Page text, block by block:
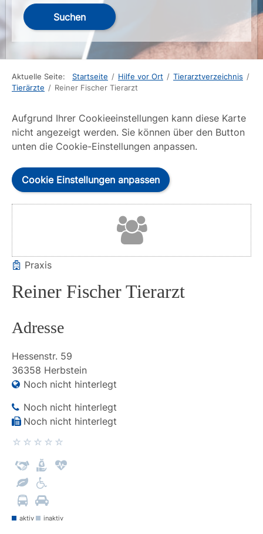
Suchen
Aktuelle Seite: Startseite / Hilfe vor Ort / Tierarztverzeichnis /
Tierärzte / Reiner Fischer Tierarzt
Aufgrund Ihrer Cookieeinstellungen kann diese Karte
nicht angezeigt werden. Sie können über den Button
unten die Cookie-Einstellungen anpassen.
Cookie Einstellungen anpassen
Praxis
Reiner Fischer Tierarzt
Adresse
Hessenstr. 59
36358 Herbstein
Noch nicht hinterlegt
Noch nicht hinterlegt
Noch nicht hinterlegt
aktiv inaktiv